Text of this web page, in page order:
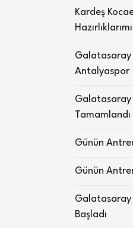
Kardeş
Galatasaray
Antalyaspor
Galatasaray
Tamamlandı
Günün
Günün
Galatasaray
Başladı